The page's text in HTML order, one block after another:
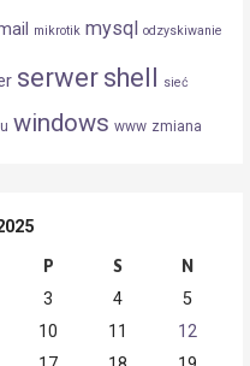
mikrotik mysql odzyskiwanie
serwer shell sieć
windows www zmiana
P S N
3 4
5
10 11
12